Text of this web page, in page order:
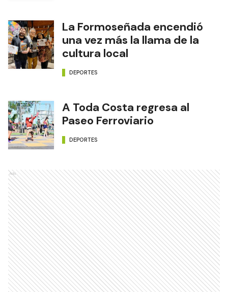
La Formoseñada encendió
una vez más la llama de la
cultura local
DEPORTES
A Toda Costa regresa al
Paseo Ferroviario
DEPORTES
Ads